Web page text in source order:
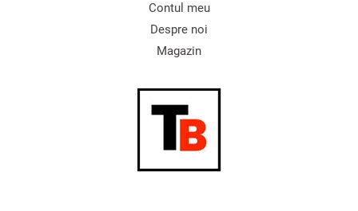
Contul meu
Despre noi
Magazin